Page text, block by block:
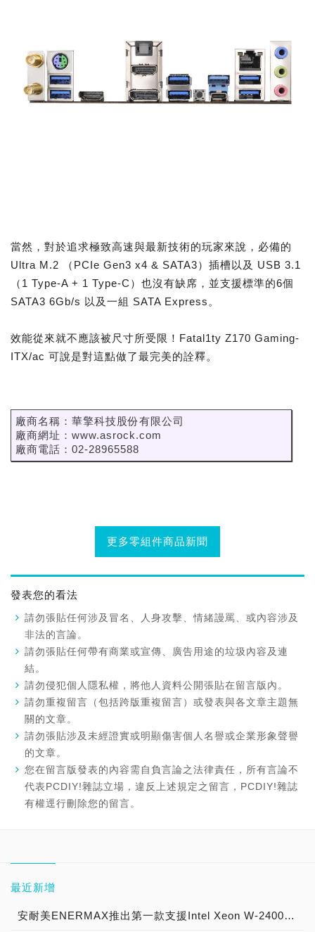
當然，對於追求極致高速與最新技術的玩家來說，必備的
Ultra M.2 （PCIe Gen3 x4 & SATA3）插槽以及 USB 3.1
（1 Type-A + 1 Type-C）也沒有缺席，並支援標準的6個
SATA3 6Gb/s 以及一組 SATA Express。
效能從來就不應該被尺寸所受限！Fatal1ty Z170 Gaming-
ITX/ac 可說是對這點做了最完美的詮釋。
廠商名稱：華擎科技股份有限公司
廠商網址：www.asrock.com
廠商電話：02-28965588
更多零組件商品新聞
發表您的看法
請勿張貼任何涉及冒名、人身攻擊、情緒謾罵、或內容涉及
非法的言論。
請勿張貼任何帶有商業或宣傳、廣告用途的垃圾內容及連
結。
請勿侵犯個人隱私權，將他人資料公開張貼在留言版內。
請勿重複留言（包括跨版重複留言）或發表與各文章主題無
關的文章。
請勿張貼涉及未經證實或明顯傷害個人名譽或企業形象聲譽
的文章。
您在留言版發表的內容需自負言論之法律責任，所有言論不
代表PCDIY!雜誌立場，違反上述規定之留言，PCDIY!雜誌
有權逕行刪除您的留言。
最近新增
安耐美ENERMAX推出第一款支援Intel Xeon W-2400與W-3400系列Sapphire Rapids-WS處理器LGA4677腳位AIO一體式水冷散熱器 - 幻彩銳龍 LIQTECH TR4 II 360 ARGB